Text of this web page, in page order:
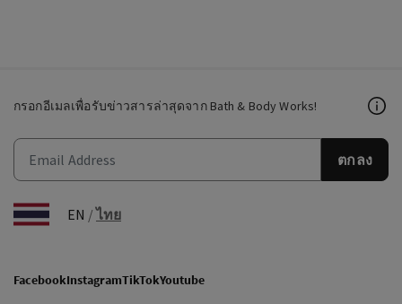
กรอกอีเมลเพื่อรับข่าวสารล่าสุดจาก Bath & Body Works!
ตกลง
EN /ไทย
FacebookInstagramTikTokYoutube